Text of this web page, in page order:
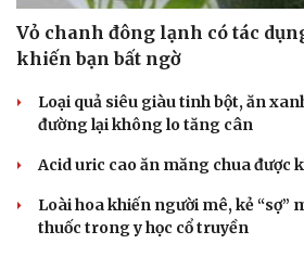
Du lịch
Tư vấn
Vỏ chanh đông lạnh có tác
khiến bạn bất ngờ
Loại quả siêu giàu tinh bột, ăn
đường lại không lo tăng cân
Acid uric cao ăn măng chua được
Loài hoa khiến người mê, kẻ “sợ”
thuốc trong y học cổ truyền